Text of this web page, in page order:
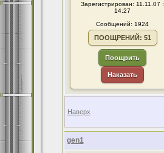
Зарегистрирован: 11.11.07 :
14:27
Сообщений: 1924
ПООЩРЕНИЙ: 51
Поощрить
Наказать
Наверх
gen1